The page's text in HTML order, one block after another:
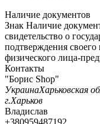
Наличие документов
Знак Наличие
свидетельство о
подтверждения
физического лица-
Контакты
"Борис Shop"
УкраинаХарьковская
г.Харьков
Владислав
+380959487192